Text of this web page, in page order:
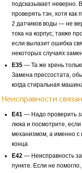
подсказывает неверно.
проверять тэн, хотя как
2 датчиков воды — не
тока на корпус, также
если вылазит ошибка
некоторых случаях
E35— Та же хрень
Замена прессостата,
когда стиральная
Неисправности
E41— Надо проверить
люка и посмотрите,
механизмом, а именно с
конца
E42 — Неисправность
пункте. Если не